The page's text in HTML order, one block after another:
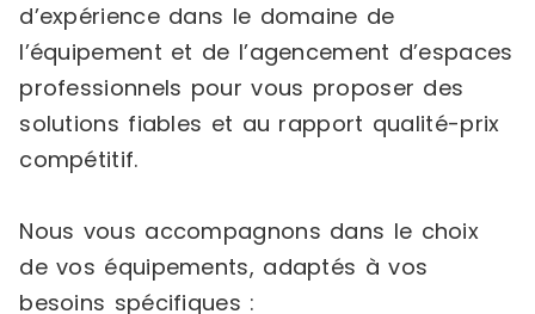
d’expérience dans le domaine de
l’équipement et de l’agencement d’espaces
professionnels pour vous proposer des
solutions fiables et au rapport qualité-prix
compétitif.
Nous vous accompagnons dans le choix
de vos équipements, adaptés à vos
besoins spécifiques :